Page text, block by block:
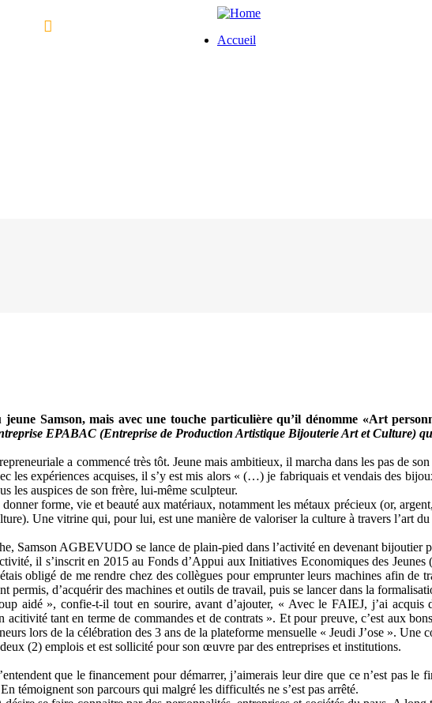
Accueil
Samson, mais avec une touche particulière qu’il dénomme «Art
EPABAC (Entreprise de Production Artistique Bijouterie Art et Culture)
a commencé très tôt. Jeune mais ambitieux, il marcha dans les pas de
les expériences acquises, il s’y est mis alors « (…) je fabriquais et vendais des
les auspices de son frère, lui-même sculpteur.
forme, vie et beauté aux matériaux, notamment les métaux précieux (or,
Une vitrine qui, pour lui, est une manière de valoriser la culture à travers l’art
Samson AGBEVUDO se lance de plain-pied dans l’activité en devenant bijoutier
il s’inscrit en 2015 au Fonds d’Appui aux Initiatives Economiques des
obligé de me rendre chez des collègues pour emprunter leurs machines afin de
permis, d’acquérir des machines et outils de travail, puis se lancer dans la
aidé », confie-t-il tout en sourire, avant d’ajouter, « Avec le FAIEJ, j’ai
tant en terme de commandes et de contrats ». Et pour preuve, c’est aux
lors de la célébration des 3 ans de la plateforme mensuelle « Jeudi J’ose ». Une
(2) emplois et est sollicité pour son œuvre par des entreprises et institutions.
que le financement pour démarrer, j’aimerais leur dire que ce n’est pas
témoignent son parcours qui malgré les difficultés ne s’est pas arrêté.